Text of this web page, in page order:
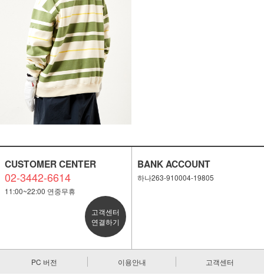
CUSTOMER CENTER
02-3442-6614
11:00~22:00 연중무휴
고객센터
연결하기
BANK ACCOUNT
하나263-910004-19805
PC 버전 이용안내 고객센터